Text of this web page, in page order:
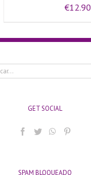
€12.90
GET SOCIAL
SPAM BLOQUEADO